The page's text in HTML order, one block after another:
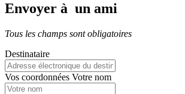
Envoyer à un ami
Tous les champs sont obligatoires
Destinataire
Vos coordonnées Votre nom